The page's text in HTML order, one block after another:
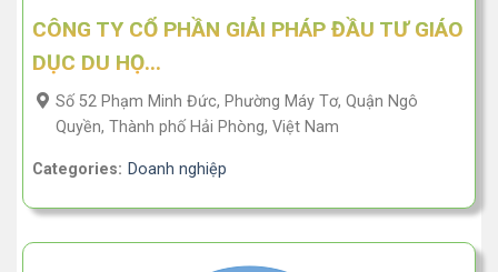
CÔNG TY CỔ PHẦN GIẢI PHÁP ĐẦU TƯ GIÁO
DỤC DU HỌ...
Số 52 Phạm Minh Đức, Phường Máy Tơ, Quận Ngô
Quyền, Thành phố Hải Phòng, Việt Nam
Categories: Doanh nghiệp